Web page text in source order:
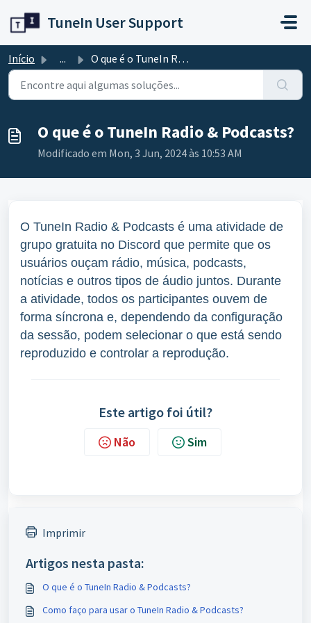
TuneIn User Support
Início ... O que é o TuneIn Radio & Podcasts?
O que é o TuneIn Radio & Podcasts?
Modificado em Mon, 3 Jun, 2024 às 10:53 AM
O TuneIn Radio & Podcasts é uma atividade de
grupo gratuita no Discord que permite que os
usuários ouçam rádio, música, podcasts,
notícias e outros tipos de áudio juntos. Durante
a atividade, todos os participantes ouvem de
forma síncrona e, dependendo da configuração
da sessão, podem selecionar o que está sendo
reproduzido e controlar a reprodução.
Este artigo foi útil?
Não Sim
Imprimir
Artigos nesta pasta:
O que é o TuneIn Radio & Podcasts?
Como faço para usar o TuneIn Radio & Podcasts?